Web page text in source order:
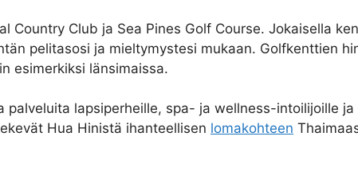
Country Club ja Sea Pines Golf Course. Jokaisella
pelitasosi ja mieltymystesi mukaan. Golfkenttien
esimerkiksi länsimaissa.
lapsiperheille, spa- ja wellness-intoilijoille
Hua Hinistä ihanteellisen lomakohteen